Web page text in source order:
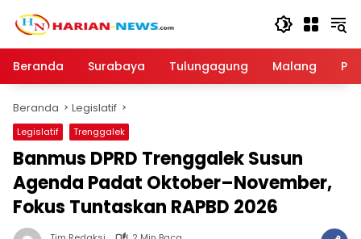
Beranda
Surabaya Tulungagung Malang
Beranda Legislatif
Legislatif Trenggalek
Banmus DPRD Trenggalek Susun
Agenda Padat Oktober–November,
Fokus Tuntaskan RAPBD 2026